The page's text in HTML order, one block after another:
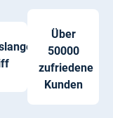
Über
50000
zufriedene
Kunden